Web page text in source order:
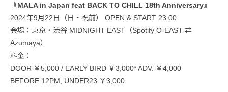
『MALA in Japan feat BACK TO CHILL 18th Anniversary』
2024年9月22日（日・祝前） OPEN & START 23:00
会場：東京・渋谷 MIDNIGHT EAST（Spotify O-EAST ⇄
Azumaya）
料金：
DOOR ￥5,000 / EARLY BIRD ￥3,000* ADV. ￥4,000
BEFORE 12PM, UNDER23 ￥3,000